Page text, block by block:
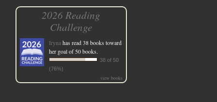
2026 Reading
Challenge
Irynahas read 38 books toward
her goal of 50 books.
38 of 50
(76%)
view books